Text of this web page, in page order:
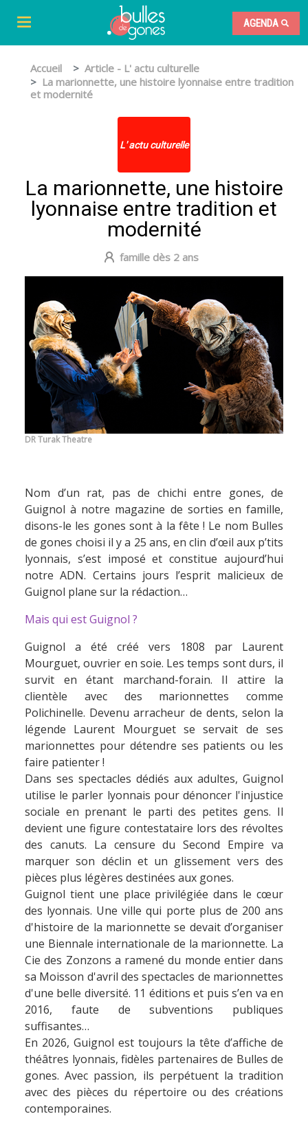
AGENDA
Accueil
Article - L' actu culturelle
La marionnette, une histoire lyonnaise entre tradition
et modernité
L' actu culturelle
La marionnette, une histoire
lyonnaise entre tradition et
modernité
famille dès 2 ans
DR Turak Theatre
Nom d’un rat, pas de chichi entre gones, de
Guignol à notre magazine de sorties en famille,
disons-le les gones sont à la fête ! Le nom Bulles
de gones choisi il y a 25 ans, en clin d’œil aux p’tits
lyonnais, s’est imposé et constitue aujourd’hui
notre ADN. Certains jours l’esprit malicieux de
Guignol plane sur la rédaction…
Mais qui est Guignol ?
Guignol a été créé vers 1808 par Laurent
Mourguet, ouvrier en soie. Les temps sont durs, il
survit en étant marchand-forain. Il attire la
clientèle avec des marionnettes comme
Polichinelle. Devenu arracheur de dents, selon la
légende Laurent Mourguet se servait de ses
marionnettes pour détendre ses patients ou les
faire patienter !
Dans ses spectacles dédiés aux adultes, Guignol
utilise le parler lyonnais pour dénoncer l'injustice
sociale en prenant le parti des petites gens. Il
devient une figure contestataire lors des révoltes
des canuts. La censure du Second Empire va
marquer son déclin et un glissement vers des
pièces plus légères destinées aux gones.
Guignol tient une place privilégiée dans le cœur
des lyonnais. Une ville qui porte plus de 200 ans
d'histoire de la marionnette se devait d’organiser
une Biennale internationale de la marionnette. La
Cie des Zonzons a ramené du monde entier dans
sa Moisson d'avril des spectacles de marionnettes
d'une belle diversité. 11 éditions et puis s’en va en
2016, faute de subventions publiques
suffisantes…
En 2026, Guignol est toujours la tête d’affiche de
théâtres lyonnais, fidèles partenaires de Bulles de
gones. Avec passion, ils perpétuent la tradition
avec des pièces du répertoire ou des créations
contemporaines.